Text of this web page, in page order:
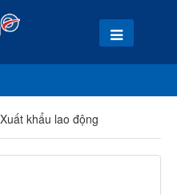
Xuất khẩu lao động